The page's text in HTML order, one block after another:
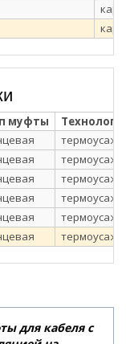
муфты
для кабеля с